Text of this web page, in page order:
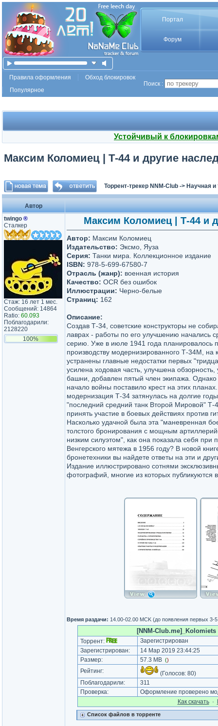
Портал
Форум
Правила оформления
Обход блокировок
Популярное
Поиск :
Устойчивый к
Максим Коломиец | Т-44 и другие
Торрент-трекер NNM-Club -> Научная и
Автор
twingo ®
Сталкер
Стаж: 16 лет 1 мес.
Сообщений: 14864
Ratio: 60.093
Поблагодарили:
2128220
100%
Максим Коломиец | Т-44 и
Автор: Максим Коломиец
Издательство: Эксмо, Яуза
Серия: Танки мира. Коллекционное издание
ISBN: 978-5-699-67580-7
Отрасль (жанр): военная история
Качество: OCR без ошибок
Иллюстрации: Черно-белые
Страниц: 162
Описание:
Создав Т-34, советские конструкторы не
лаврах - работы по его улучшению начались
серию. Уже в июле 1941 года планировалось
производству модернизированного Т-34М, на
устранены главные недостатки первых
усилена ходовая часть, улучшена обзорность,
башни, добавлен пятый член экипажа. Однако
начало войны поставило крест на этих
модернизация Т-34 затянулась на долгие
"последний средний танк Второй Мировой" Т-
принять участие в боевых действиях против
Насколько удачной была эта "маневренная
толстого бронирования с мощным
низким силуэтом", как она показала себя при
Венгерского мятежа в 1956 году? В новой
бронетехники вы найдете ответы на эти и
Издание иллюстрировано сотнями
фотографий, многие из которых публикуются
Время раздачи: 14.00-02.00 MCK (до появления первых 3-
[NNM-
Торрент:
Зарегистрирован
Зарегистрирован:
14 Мар 2019 23:44:25
Размер:
57.3 MB ()
Рейтинг: (Голосов: 80)
Поблагодарили:
311
Проверка:
Оформление проверено
Как cкачать·
Список файлов в торренте